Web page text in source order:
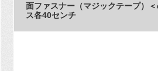
面ファスナー（マジックテープ）
ス各40センチ